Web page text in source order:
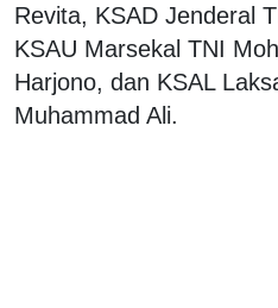
Revita, KSAD Jenderal
KSAU Marsekal TNI
Harjono, dan KSAL
Muhammad Ali.